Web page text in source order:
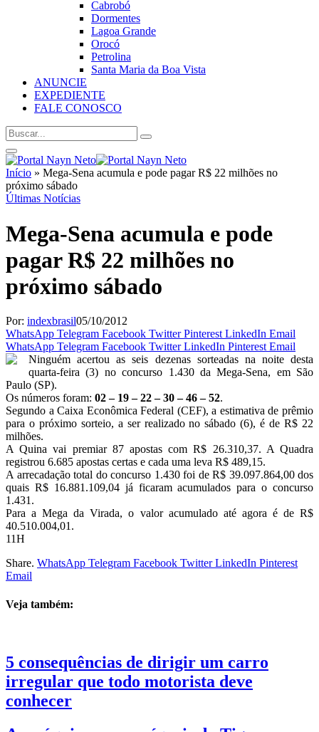
Cabrobó
Dormentes
Lagoa Grande
Orocó
Petrolina
Santa Maria da Boa Vista
ANUNCIE
EXPEDIENTE
FALE CONOSCO
Início » Mega-Sena acumula e pode pagar R$ 22 milhões no
próximo sábado
Últimas Notícias
Mega-Sena acumula e pode
pagar R$ 22 milhões no
próximo sábado
Por: indexbrasil05/10/2012
WhatsApp Telegram Facebook Twitter Pinterest LinkedIn Email
WhatsApp Telegram Facebook Twitter LinkedIn Pinterest Email
Ninguém acertou as seis dezenas sorteadas na noite desta
quarta-feira (3) no concurso 1.430 da Mega-Sena, em São
Paulo (SP).
Os números foram: 02 – 19 – 22 – 30 – 46 – 52.
Segundo a Caixa Econômica Federal (CEF), a estimativa de prêmio
para o próximo sorteio, a ser realizado no sábado (6), é de R$ 22
milhões.
A Quina vai premiar 87 apostas com R$ 26.310,37. A Quadra
registrou 6.685 apostas certas e cada uma leva R$ 489,15.
A arrecadação total do concurso 1.430 foi de R$ 39.097.864,00 dos
quais R$ 16.881.109,04 já ficaram acumulados para o concurso
1.431.
Para a Mega da Virada, o valor acumulado até agora é de R$
40.510.004,01.
11H
Share. WhatsApp Telegram Facebook Twitter LinkedIn Pinterest
Email
Veja também:
5 consequências de dirigir um carro
irregular que todo motorista deve
conhecer